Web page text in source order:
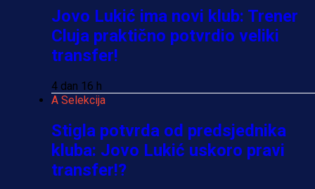
Jovo Lukić ima novi klub: Trener
Cluja praktično potvrdio veliki
transfer!
4 dan 16 h
A Selekcija
Stigla potvrda od predsjednika
kluba: Jovo Lukić uskoro pravi
transfer!?